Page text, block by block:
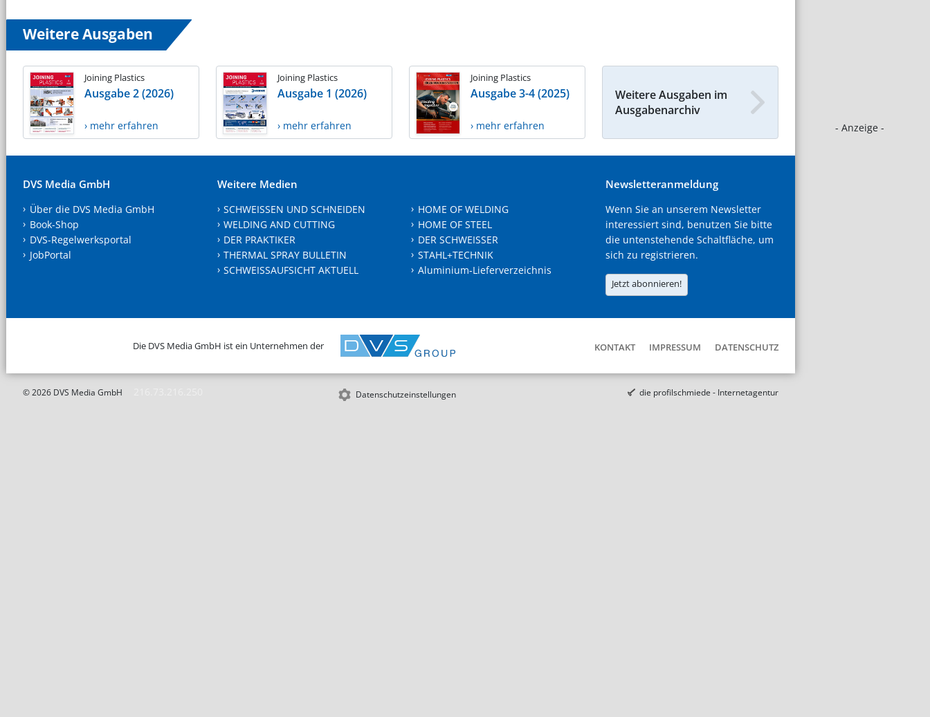
- Anzeige -
Weitere Ausgaben
Joining Plastics
Ausgabe 2 (2026)
› mehr erfahren
Joining Plastics
Ausgabe 1 (2026)
› mehr erfahren
Joining Plastics
Ausgabe 3-4 (2025)
› mehr erfahren
Weitere Ausgaben im
Ausgabenarchiv
DVS Media GmbH
Über die DVS Media GmbH
Book-Shop
DVS-Regelwerksportal
JobPortal
Weitere Medien
SCHWEISSEN UND SCHNEIDEN
WELDING AND CUTTING
DER PRAKTIKER
THERMAL SPRAY BULLETIN
SCHWEISSAUFSICHT AKTUELL
HOME OF WELDING
HOME OF STEEL
DER SCHWEISSER
STAHL+TECHNIK
Aluminium-Lieferverzeichnis
Newsletteranmeldung
Wenn Sie an unserem Newsletter
interessiert sind, benutzen Sie bitte
die untenstehende Schaltfläche, um
sich zu registrieren.
Jetzt abonnieren!
Die DVS Media GmbH ist ein Unternehmen der KONTAKT IMPRESSUM DATENSCHUTZ
© 2026 DVS Media GmbH Datenschutzeinstellungen die profilschmiede - Internetagentur